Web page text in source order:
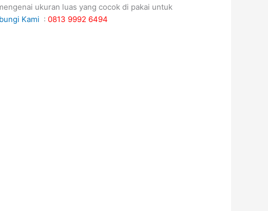
ukuran luas yang cocok di pakai untuk
Kami : 0813 9992 6494